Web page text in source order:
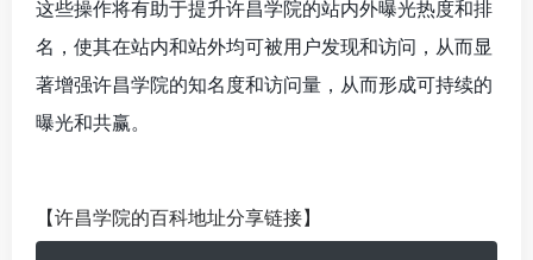
这些操作将有助于提升许昌学院的站内外曝光热度和排
名，使其在站内和站外均可被用户发现和访问，从而显
著增强许昌学院的知名度和访问量，从而形成可持续的
曝光和共赢。
【许昌学院的百科地址分享链接】